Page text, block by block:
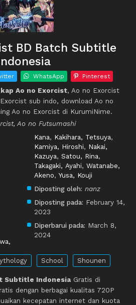
BD Batch Subtitle
WhatsApp Pinterest
Ao no Exorcist, Ao no Exorcist
sub indo, download Ao no
Ao no Exorcist di KurumiNime.
Ao no Futsumashi
Kana, Kakihara, Tetsuya,
Kamiya, Hiroshi, Nakai,
Kazuya,Satou, Rina,
Takagaki, Ayahi,Watanabe,
Akeno,Yusa, Kouji
Diposting oleh: nanz
Diposting pada: February 14,
2023
Diperbarui pada: March 8,
2024
School Shounen
Subtitle Indonesia Gratis di
dengan berbagai kualitas 720P
kecepatan internet dan kuota